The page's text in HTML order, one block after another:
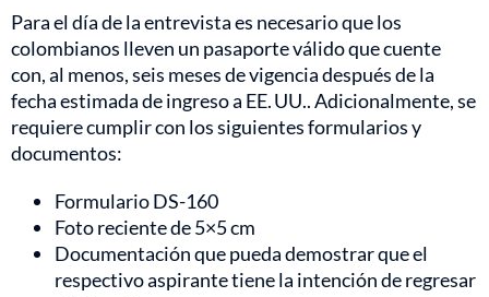
Para el día de la entrevista es necesario que los
colombianos lleven un pasaporte válido que cuente
con, al menos, seis meses de vigencia después de la
fecha estimada de ingreso a EE. UU.. Adicionalmente, se
requiere cumplir con los siguientes formularios y
documentos:
Formulario DS-160
Foto reciente de 5×5 cm
Documentación que pueda demostrar que el
respectivo aspirante tiene la intención de regresar